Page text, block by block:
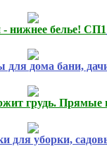
нижнее белье! СП1
дома бани,
грудь.
для уборки,